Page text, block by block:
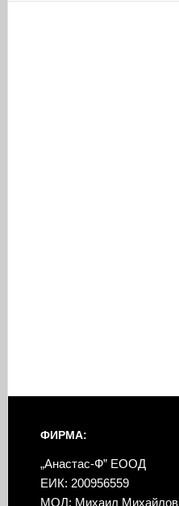
ФИРМА:
„Анастас-Ф” ЕООД
ЕИК: 200956559
МОЛ: Михаил Михайлов